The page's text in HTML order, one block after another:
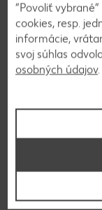
3
Cesnak
rozpálenom
4
Omáčku so
“Povoliť
cookies, resp.
informácie,
svoj súhlas
osobných údajov